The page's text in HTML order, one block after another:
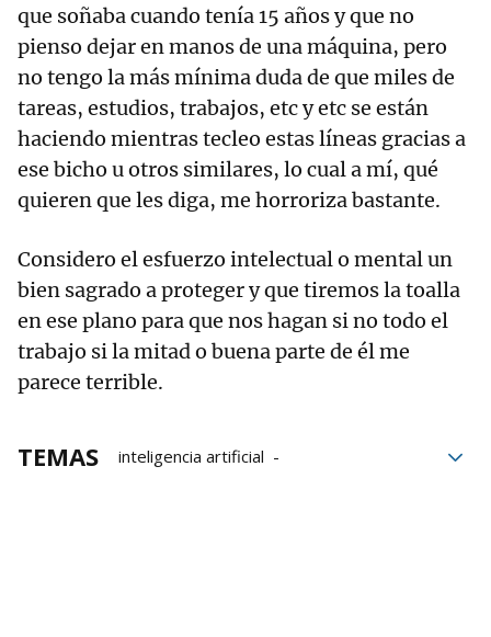
que soñaba cuando tenía 15 años y que no
pienso dejar en manos de una máquina, pero
no tengo la más mínima duda de que miles de
tareas, estudios, trabajos, etc y etc se están
haciendo mientras tecleo estas líneas gracias a
ese bicho u otros similares, lo cual a mí, qué
quieren que les diga, me horroriza bastante.
Considero el esfuerzo intelectual o mental un
bien sagrado a proteger y que tiremos la toalla
en ese plano para que nos hagan si no todo el
trabajo si la mitad o buena parte de él me
parece terrible.
TEMAS
inteligencia artificial